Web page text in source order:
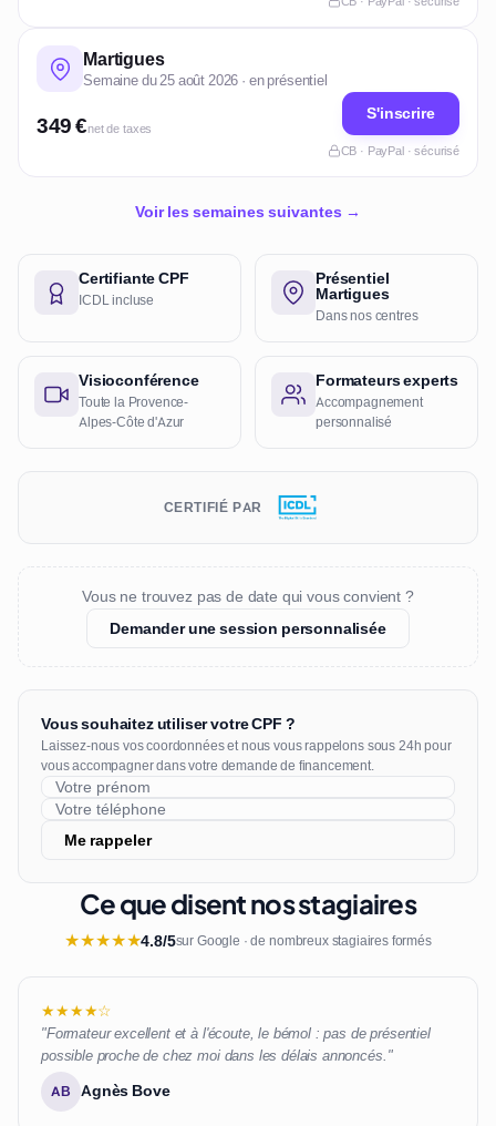
Martigues
Semaine du 25 août 2026 · en présentiel
349 €net de taxes
S'inscrire
CB · PayPal · sécurisé
Voir les semaines suivantes →
Certifiante CPF
ICDL incluse
Présentiel
Martigues
Dans nos centres
Visioconférence
Toute la Provence-
Alpes-Côte d'Azur
Formateurs experts
Accompagnement
personnalisé
CERTIFIÉ PAR
Vous ne trouvez pas de date qui vous convient ?
Demander une session personnalisée
Vous souhaitez utiliser votre CPF ?
Laissez-nous vos coordonnées et nous vous rappelons sous 24h pour
vous accompagner dans votre demande de financement.
Me rappeler
Ce que disent nos stagiaires
★★★★★4.8/5sur Google · de nombreux stagiaires formés
★★★★☆
"Formateur excellent et à l'écoute, le bémol : pas de présentiel
possible proche de chez moi dans les délais annoncés."
AB Agnès Bove